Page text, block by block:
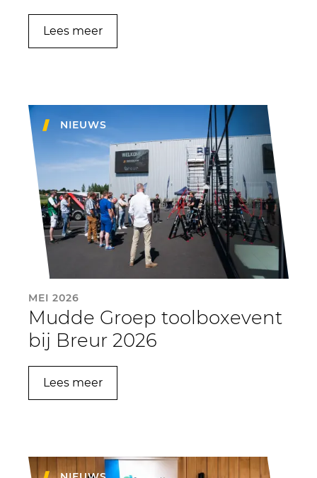
Lees meer
NIEUWS
MEI 2026
Mudde Groep toolboxevent
bij Breur 2026
Lees meer